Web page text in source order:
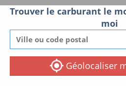
Trouver le carburant le
moi
Géolocaliser